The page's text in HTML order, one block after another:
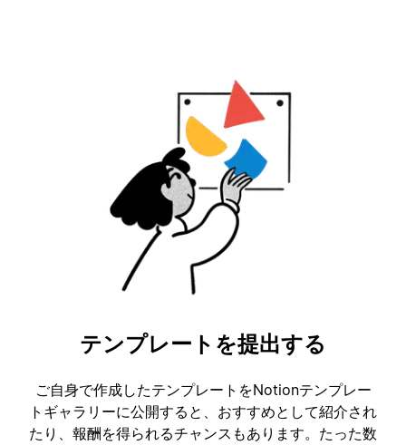
テンプレートを提出する
ご自身で作成したテンプレートをNotionテンプレー
トギャラリーに公開すると、おすすめとして紹介され
たり、報酬を得られるチャンスもあります。たった数